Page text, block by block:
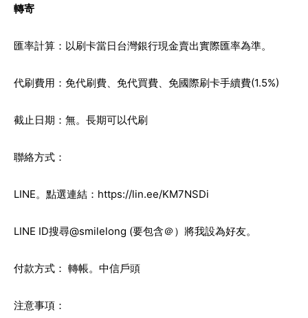
轉寄
匯率計算：以刷卡當日台灣銀行現金賣出實際匯率為準。
代刷費用：免代刷費、免代買費、免國際刷卡手續費(1.5%)
截止日期：無。長期可以代刷
聯絡方式：
LINE。點選連結： https://lin.ee/KM7NSDi
LINE ID搜尋@smilelong (要包含＠）將我設為好友。
付款方式： 轉帳。中信戶頭
注意事項：